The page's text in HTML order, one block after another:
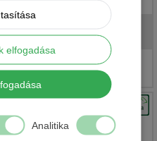
elfogadása
Analitika